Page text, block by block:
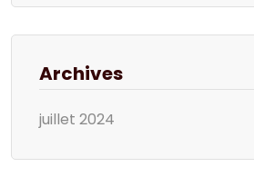
Archives
juillet 2024